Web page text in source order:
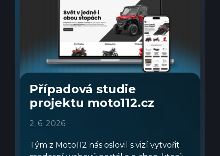
Případová studie
projektu moto112.cz
2. 6. 2026
Tým z Moto112 nás oslovil s vizí vytvořit